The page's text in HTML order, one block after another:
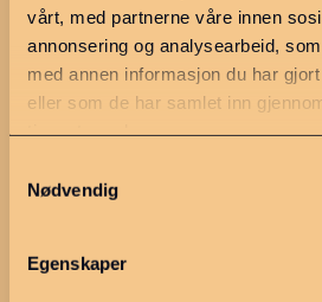
vårt, med partnerne våre innen
annonsering og analysearbeid,
med annen informasjon du har
eller som de har samlet inn
Nødvendig
Egenskaper
✼Politikk
Finn en næringsutvikler